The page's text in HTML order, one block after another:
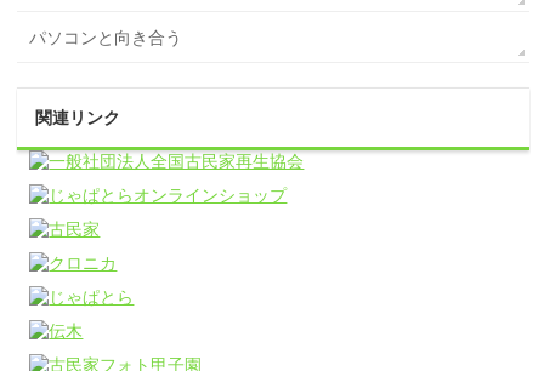
パソコンと向き合う
関連リンク